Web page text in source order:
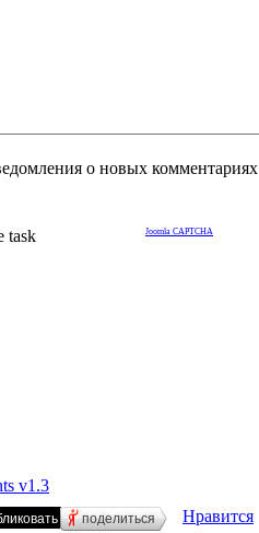
о новых комментариях
task Joomla CAPTCHA
v1.3
поделиться Нравится